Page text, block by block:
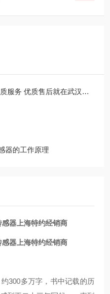
优质售后就在武汉西尔福
器的工作原理
器上海特约经销商
器上海特约经销商
300多万字，书中记载的历